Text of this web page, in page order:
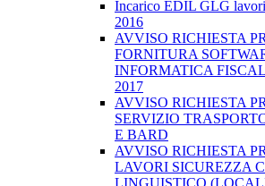
Incarico EDIL GLG
2016
AVVISO RICHIESTA
FORNITURA
INFORMATICA
2017
AVVISO RICHIESTA
SERVIZIO
E BARD
AVVISO RICHIESTA
LAVORI SICUREZZA